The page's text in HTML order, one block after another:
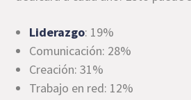
Liderazgo: 19%
Comunicación: 28%
Creación: 31%
Trabajo en red: 12%